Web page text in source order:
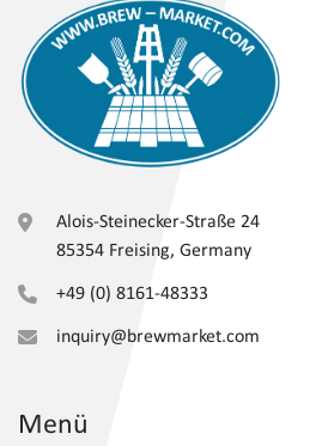
Alois-Steinecker-Straße 24
85354 Freising, Germany
+49 (0) 8161-48333
inquiry@brewmarket.com
Menü